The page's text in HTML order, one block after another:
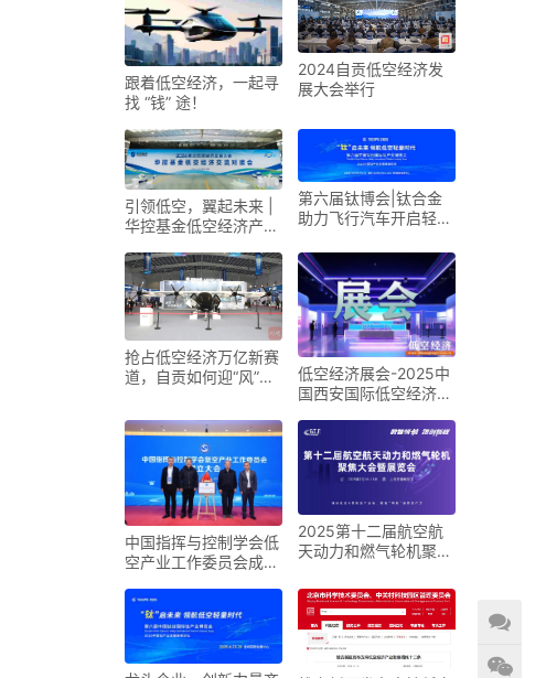
跟着低空经济，一起寻
找 “钱” 途！
2024自贡低空经济发
展大会举行
引领低空，翼起未来 |
华控基金低空经济产业
第六届钛博会|钛合金
助力飞行汽车开启轻量
抢占低空经济万亿新赛
道，自贡如何迎“风”而
低空经济展会-2025中
国西安国际低空经济展
中国指挥与控制学会低
空产业工作委员会成立
2025第十二届航空航
天动力和燃气轮机聚焦